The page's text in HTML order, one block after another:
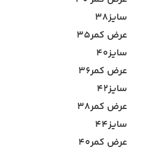
سایز۳۸
عرض کمر۳۵
سایز۴۰
عرض کمر۳۶
سایز۴۲
عرض کمر۳۸
سایز۴۴
عرض کمر۴۰